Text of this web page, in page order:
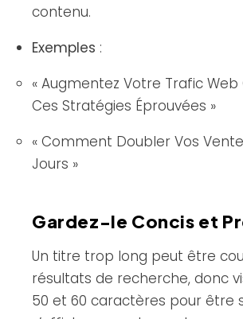
contenu.
Exemples :
« Augmentez Votre Trafic Web
Ces Stratégies Éprouvées »
« Comment Doubler Vos
Jours »
Gardez-le Concis et
Un titre trop long peut être
résultats de recherche, donc
50 et 60 caractères pour être